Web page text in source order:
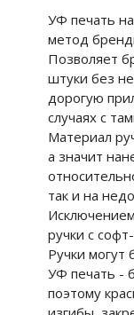
УФ печать
метод
Позволяет
штуки без
дорогую
случаях с
Материал
а значит
так и на
ручки с
Ручки могут
УФ печать -
поэтому